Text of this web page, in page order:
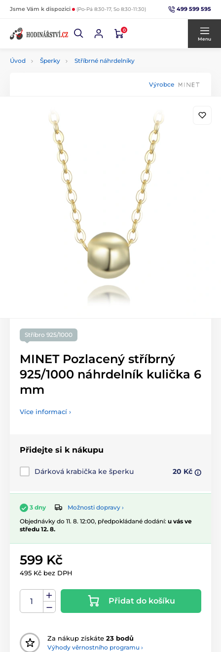
Jsme Vám k dispozici (Po-Pá 8:30-17, So 8:30-11:30) 499 599 595
0
Menu
Úvod Šperky Stříbrné náhrdelníky
Výrobce
Stříbro 925/1000
MINET Pozlacený stříbrný
925/1000 náhrdelník kulička 6
mm
Více informací ›
Přidejte si k nákupu
Dárková krabička ke šperku 20 Kč
3 dny
Možnosti dopravy ›
Objednávky do 11. 8. 12:00, předpokládané dodání: u vás ve
středu 12. 8.
599 Kč
495 Kč bez DPH
Přidat do košíku
Za nákup získáte 23 bodů
Výhody věrnostního programu ›